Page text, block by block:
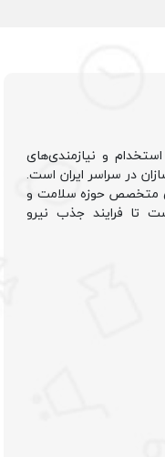
و نیازمندی‌های
در سراسر ایران است.
متخصص حوزه سلامت و
تا فرایند جذب نیرو